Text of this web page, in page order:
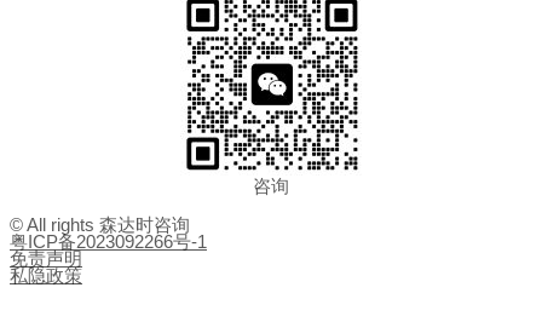
咨询
© All rights 森达时咨询
粤ICP备2023092266号-1
免责声明
私隐政策